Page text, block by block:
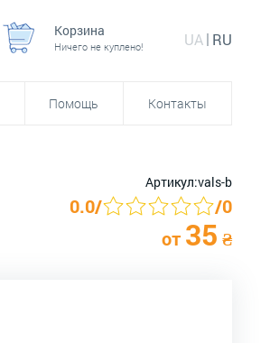
Корзина
Ничего не куплено! UA RU
Помощь Контакты
Артикул:vals-b
0.0/ /0
от 35 ₴